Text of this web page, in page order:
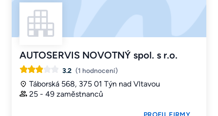
AUTOSERVIS NOVOTNÝ spol. s r.o.
3.2 (1 hodnocení)
Táborská 568, 375 01 Týn nad Vltavou
25 - 49 zaměstnanců